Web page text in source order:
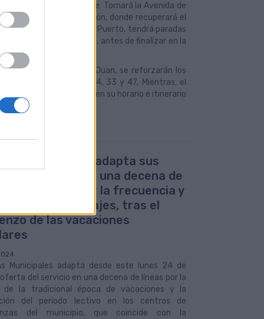
Palmas-Tamaraceite. Tomará la Avenida de
Pintor Felo Monzón, donde recuperará el
especial con dirección al Puerto, tendrá paradas
Benot y Edificio Mapfre, antes de finalizar en la
de la Noche de San Juan, se reforzarán los
las líneas Luna 1, 21/24, 33 y 47. Mientras, el
Luna se mantiene en su horario e itinerario
Municipales adapta sus
de verano en una decena de
para consolidar la frecuencia y
de sus viajes, tras el
de las vacaciones
Municipales adapta desde este lunes 24 de
del servicio en una decena de líneas por la
de la tradicional época de vacaciones y la
del periodo lectivo en los centros de
del municipio, que coincide con la